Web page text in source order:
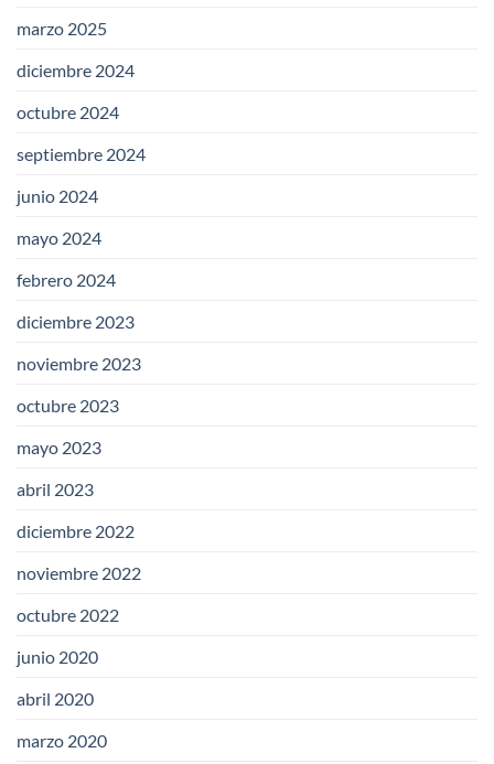
marzo 2025
diciembre 2024
octubre 2024
septiembre 2024
junio 2024
mayo 2024
febrero 2024
diciembre 2023
noviembre 2023
octubre 2023
mayo 2023
abril 2023
diciembre 2022
noviembre 2022
octubre 2022
junio 2020
abril 2020
marzo 2020